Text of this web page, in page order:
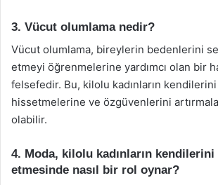
3. Vücut olumlama nedir?
Vücut olumlama, bireylerin bedenlerini
etmeyi öğrenmelerine yardımcı olan bir
felsefedir. Bu, kilolu kadınların
hissetmelerine ve özgüvenlerini
olabilir.
4. Moda, kilolu kadınların kendilerini
etmesinde nasıl bir rol oynar?